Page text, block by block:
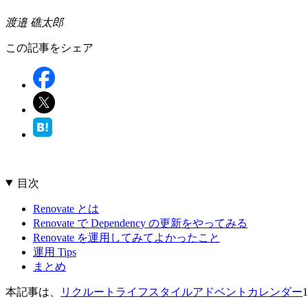
渡邉 礁太郎
この記事をシェア
目次
Renovate とは
Renovate で Dependency の更新をやってみる
Renovate を運用してみてよかったこと
運用 Tips
まとめ
本記事は、 リクルートライフスタイルアドベントカレンダー